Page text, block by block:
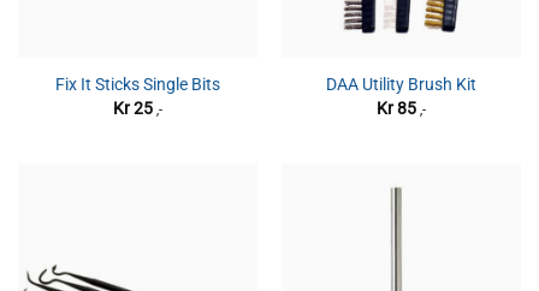
Fix It Sticks Single Bits
Kr25 ,-
DAA Utility Brush Kit
Kr85 ,-